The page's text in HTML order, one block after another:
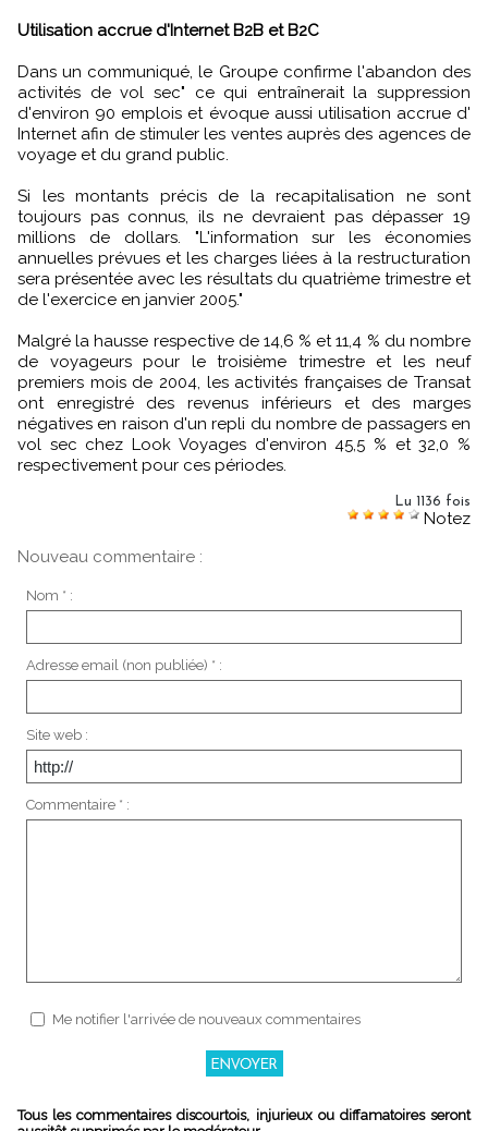
Utilisation accrue d'Internet B2B et B2C
Dans un communiqué, le Groupe confirme l'abandon des
activités de vol sec" ce qui entraînerait la suppression
d'environ 90 emplois et évoque aussi utilisation accrue d'
Internet afin de stimuler les ventes auprès des agences de
voyage et du grand public.
Si les montants précis de la recapitalisation ne sont
toujours pas connus, ils ne devraient pas dépasser 19
millions de dollars. "L'information sur les économies
annuelles prévues et les charges liées à la restructuration
sera présentée avec les résultats du quatrième trimestre et
de l'exercice en janvier 2005."
Malgré la hausse respective de 14,6 % et 11,4 % du nombre
de voyageurs pour le troisième trimestre et les neuf
premiers mois de 2004, les activités françaises de Transat
ont enregistré des revenus inférieurs et des marges
négatives en raison d'un repli du nombre de passagers en
vol sec chez Look Voyages d'environ 45,5 % et 32,0 %
respectivement pour ces périodes.
Lu 1136 fois
Notez
Nouveau commentaire :
Nom * :
Adresse email (non publiée) * :
Site web :
Commentaire * :
Me notifier l'arrivée de nouveaux commentaires
Tous les commentaires discourtois, injurieux ou diffamatoires seront